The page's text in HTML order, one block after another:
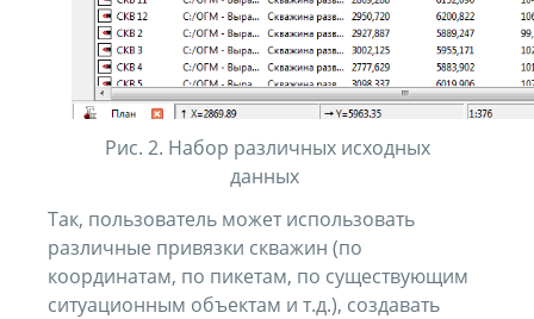
Рис. 2. Набор различных исходных
данных
Так, пользователь может использовать
различные привязки скважин (по
координатам, по пикетам, по существующим
ситуационным объектам и т.д.), создавать